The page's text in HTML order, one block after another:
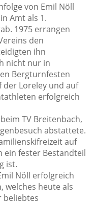
von Emil Nöll
Amt als 1.
1975 errangen
den
ihn
nicht nur in
Bergturnfesten
der Loreley und auf
erfolgreich
TV Breitenbach,
abstattete.
auf
ein fester Bestandteil
ist.
Nöll erfolgreich
welches heute als
beliebtes